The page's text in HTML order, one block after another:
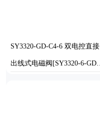
SY3320-GD-C4-6 双电控直接
出线式电磁阀[SY3320-6-GD-